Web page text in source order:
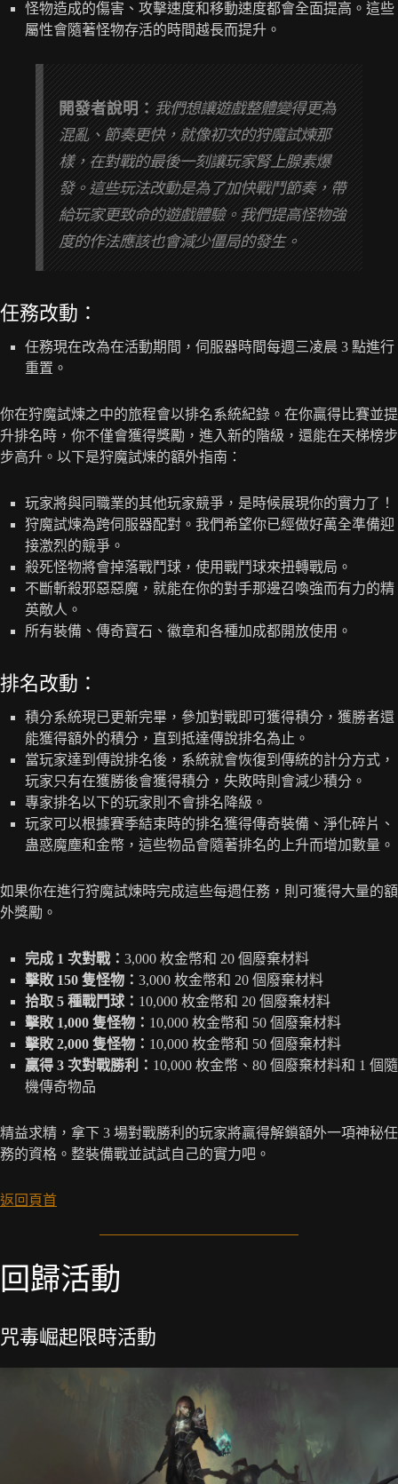
怪物造成的傷害、攻擊速度和移動速度都會全面提高。這些
屬性會隨著怪物存活的時間越長而提升。
開發者說明： 我們想讓遊戲整體變得更為
混亂、節奏更快，就像初次的狩魔試煉那
樣，在對戰的最後一刻讓玩家腎上腺素爆
發。這些玩法改動是為了加快戰鬥節奏，帶
給玩家更致命的遊戲體驗。我們提高怪物強
度的作法應該也會減少僵局的發生。
任務改動：
任務現在改為在活動期間，伺服器時間每週三凌晨 3 點進行
重置。
你在狩魔試煉之中的旅程會以排名系統紀錄。在你贏得比賽並提
升排名時，你不僅會獲得獎勵，進入新的階級，還能在天梯榜步
步高升。以下是狩魔試煉的額外指南：
玩家將與同職業的其他玩家競爭，是時候展現你的實力了！
狩魔試煉為跨伺服器配對。我們希望你已經做好萬全準備迎
接激烈的競爭。
殺死怪物將會掉落戰鬥球，使用戰鬥球來扭轉戰局。
不斷斬殺邪惡惡魔，就能在你的對手那邊召喚強而有力的精
英敵人。
所有裝備、傳奇寶石、徽章和各種加成都開放使用。
排名改動：
積分系統現已更新完畢，參加對戰即可獲得積分，獲勝者還
能獲得額外的積分，直到抵達傳說排名為止。
當玩家達到傳說排名後，系統就會恢復到傳統的計分方式，
玩家只有在獲勝後會獲得積分，失敗時則會減少積分。
專家排名以下的玩家則不會排名降級。
玩家可以根據賽季結束時的排名獲得傳奇裝備、淨化碎片、
蛊惑魔塵和金幣，這些物品會隨著排名的上升而增加數量。
如果你在進行狩魔試煉時完成這些每週任務，則可獲得大量的額
外獎勵。
完成 1 次對戰： 3,000 枚金幣和 20 個廢棄材料
擊敗 150 隻怪物： 3,000 枚金幣和 20 個廢棄材料
拾取 5 種戰鬥球： 10,000 枚金幣和 20 個廢棄材料
擊敗 1,000 隻怪物： 10,000 枚金幣和 50 個廢棄材料
擊敗 2,000 隻怪物： 10,000 枚金幣和 50 個廢棄材料
贏得 3 次對戰勝利： 10,000 枚金幣、80 個廢棄材料和 1 個隨
機傳奇物品
精益求精，拿下 3 場對戰勝利的玩家將贏得解鎖額外一項神秘任
務的資格。整裝備戰並試試自己的實力吧。
返回頁首
回歸活動
咒毒崛起限時活動